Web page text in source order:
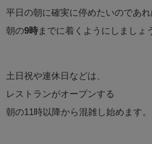
平日の朝に確実に停めたいのであれ
朝の9時 までに着くようにしましょ
土日祝や連休日などは、
レストランがオープンする
朝の11時以降から混雑し始めます。